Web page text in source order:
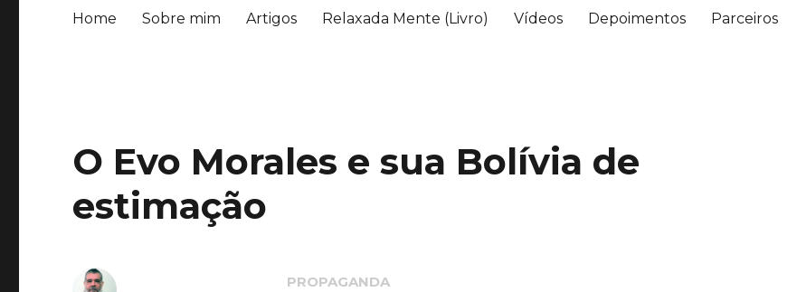
Home Sobre mim Artigos Relaxada Mente (Livro) Vídeos Depoimentos Parceiros
O Evo Morales e sua Bolívia de
estimação